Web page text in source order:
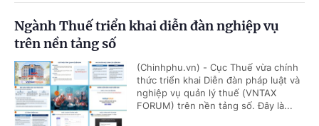
Ngành Thuế triển khai diễn đàn nghiệp vụ
trên nền tảng số
(Chinhphu.vn) - Cục Thuế vừa chính
thức triển khai Diễn đàn pháp luật và
nghiệp vụ quản lý thuế (VNTAX
FORUM) trên nền tảng số. Đây là...